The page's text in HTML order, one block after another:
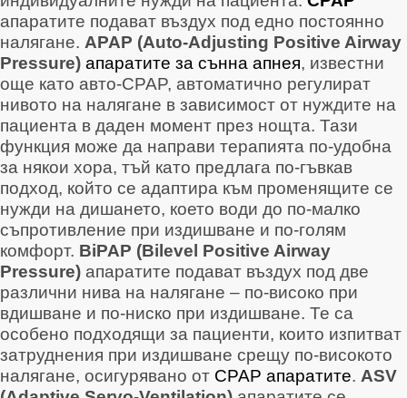
апаратите подават въздух под едно постоянно
налягане. APAP (Auto-Adjusting Positive Airway
Pressure) апаратите за сънна апнея, известни
още като авто-CPAP, автоматично регулират
нивото на налягане в зависимост от нуждите на
пациента в даден момент през нощта. Тази
функция може да направи терапията по-удобна
за някои хора, тъй като предлага по-гъвкав
подход, който се адаптира към променящите се
нужди на дишането, което води до по-малко
съпротивление при издишване и по-голям
комфорт. BiPAP (Bilevel Positive Airway
Pressure) апаратите подават въздух под две
различни нива на налягане – по-високо при
вдишване и по-ниско при издишване. Те са
особено подходящи за пациенти, които изпитват
затруднения при издишване срещу по-високото
налягане, осигурявано от CPAP апаратите. ASV